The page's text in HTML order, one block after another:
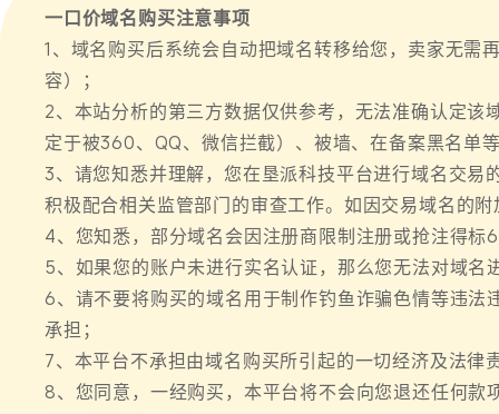
一口价域名购买注意事项
1、域名购买后系统会自动把域名转移给您，卖家无
容）；
2、本站分析的第三方数据仅供参考，无法准确认定
定于被360、QQ、微信拦截）、被墙、在备案黑名单
3、请您知悉并理解，您在垦派科技平台进行域名交易
积极配合相关监管部门的审查工作。如因交易域名的
4、您知悉，部分域名会因注册商限制注册或抢注得标
5、如果您的账户未进行实名认证，那么您无法对域
6、请不要将购买的域名用于制作钓鱼诈骗色情等违
承担；
7、本平台不承担由域名购买所引起的一切经济及法律
8、您同意，一经购买，本平台将不会向您退还任何